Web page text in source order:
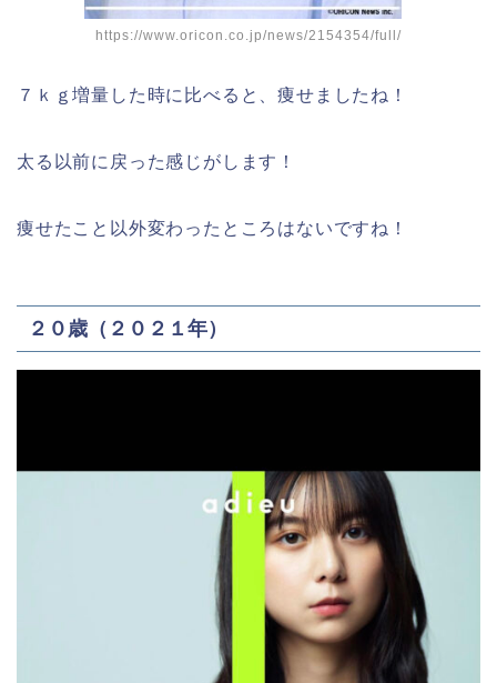
https://www.oricon.co.jp/news/2154354/full/
７ｋｇ増量した時に比べると、痩せましたね！
太る以前に戻った感じがします！
痩せたこと以外変わったところはないですね！
２０歳（２０２１年）